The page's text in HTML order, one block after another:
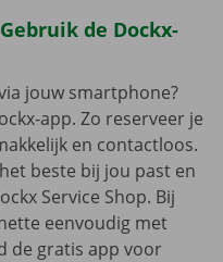
de Dockx-
jouw smartphone?
app. Zo reserveer je
en contactloos.
beste bij jou past en
Service Shop. Bij
eenvoudig met
de gratis app voor